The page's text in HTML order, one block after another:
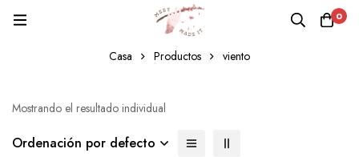
0
viento
Casa Productos viento
Mostrando el resultado individual
Ordenación por defecto